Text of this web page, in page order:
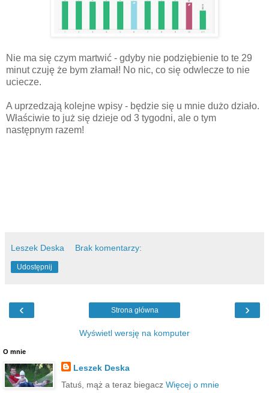
Nie ma się czym martwić - gdyby nie podziębienie to te 29
minut czuję że bym złamał! No nic, co się odwlecze to nie
uciecze.
A uprzedzają kolejne wpisy - będzie się u mnie dużo działo.
Właściwie to już się dzieje od 3 tygodni, ale o tym
następnym razem!
Leszek Deska Brak komentarzy:
Udostępnij
‹ ›
Strona główna
Wyświetl wersję na komputer
O mnie
Leszek Deska
Tatuś, mąż a teraz biegacz Więcej o mnie